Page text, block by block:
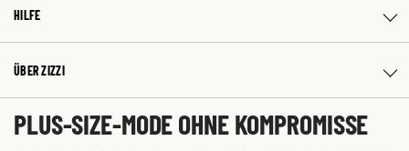
HILFE
ÜBER ZIZZI
PLUS-SIZE-MODE OHNE KOMPROMISSE